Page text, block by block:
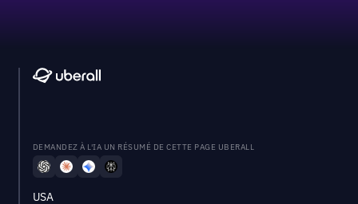
DEMANDEZ À L'IA UN RÉSUMÉ DE CETTE PAGE UBERALL
USA